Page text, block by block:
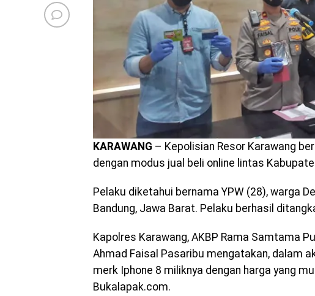
KARAWANG – Kepolisian Resor Karawang
dengan modus jual beli online lintas
Pelaku diketahui bernama YPW (28), warga
Bandung, Jawa Barat. Pelaku berhasil
Kapolres Karawang, AKBP Rama Samtama
Ahmad Faisal Pasaribu mengatakan, dalam
merk Iphone 8 miliknya dengan harga yang
Bukalapak.com.